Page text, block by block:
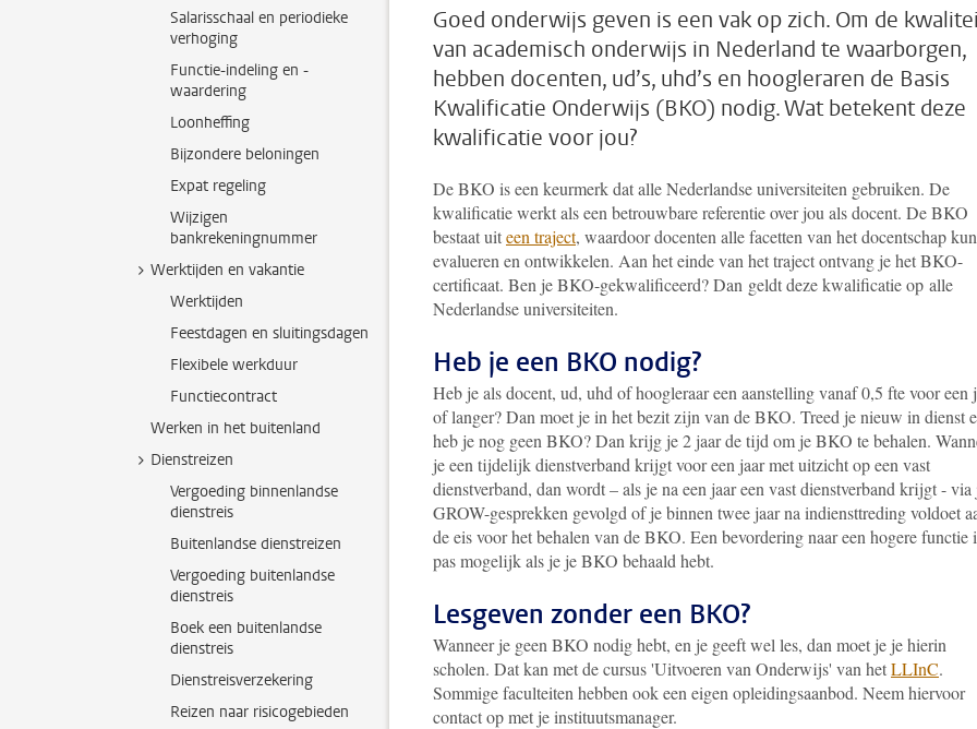
Salarisschaal en periodieke
verhoging
Functie-indeling en -
waardering
Loonheffing
Bijzondere beloningen
Expat regeling
Wijzigen
bankrekeningnummer
Werktijden en vakantie
Werktijden
Feestdagen en sluitingsdagen
Flexibele werkduur
Functiecontract
Werken in het buitenland
Dienstreizen
Vergoeding binnenlandse
dienstreis
Buitenlandse dienstreizen
Vergoeding buitenlandse
dienstreis
Boek een buitenlandse
dienstreis
Dienstreisverzekering
Reizen naar risicogebieden
Goed onderwijs geven is een vak op zich. Om de
van academisch onderwijs in Nederland te waarborgen,
hebben docenten, ud’s, uhd’s en hoogleraren de Basis
Kwalificatie Onderwijs (BKO) nodig. Wat betekent deze
kwalificatie voor jou?
De BKO is een keurmerk dat alle Nederlandse universiteiten gebruiken. De
kwalificatie werkt als een betrouwbare referentie over jou als docent. De BKO
bestaat uiteen traject, waardoor docenten alle facetten van het docentschap
evalueren en ontwikkelen. Aan het einde van het traject ontvang je het BKO-
certificaat. Ben je BKO-gekwalificeerd? Dan geldt deze kwalificatie op alle
Nederlandse universiteiten.
Heb je een BKO nodig?
Heb je als docent, ud, uhd of hoogleraar een aanstelling vanaf 0,5 fte voor een
of langer? Dan moet je in het bezit zijn van de BKO. Treed je nieuw in dienst
heb je nog geen BKO? Dan krijg je 2 jaar de tijd om je BKO te behalen.
je een tijdelijk dienstverband krijgt voor een jaar met uitzicht op een vast
dienstverband, dan wordt – als je na een jaar een vast dienstverband krijgt - via
GROW-gesprekken gevolgd of je binnen twee jaar na indiensttreding voldoet
de eis voor het behalen van de BKO. Een bevordering naar een hogere functie
pas mogelijk als je je BKO behaald hebt.
Lesgeven zonder een BKO?
Wanneer je geen BKO nodig hebt, en je geeft wel les, dan moet je je hierin
scholen. Dat kan met de cursus 'Uitvoeren van Onderwijs' van hetLLInC.
Sommige faculteiten hebben ook een eigen opleidingsaanbod. Neem hiervoor
contact op met je instituutsmanager.